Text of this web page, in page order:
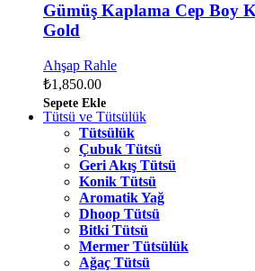
Gümüş Kaplama Cep Boy
Gold
Ahşap Rahle
₺1,850.00
Sepete Ekle
Tütsü ve Tütsülük
Tütsülük
Çubuk Tütsü
Geri Akış Tütsü
Konik Tütsü
Aromatik Yağ
Dhoop Tütsü
Bitki Tütsü
Mermer Tütsülük
Ağaç Tütsü